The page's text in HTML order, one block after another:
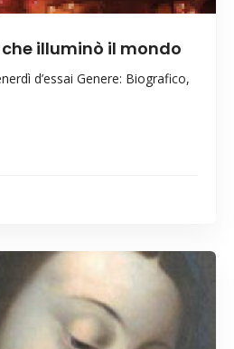
che illuminò il mondo
d’essai Genere: Biografico,